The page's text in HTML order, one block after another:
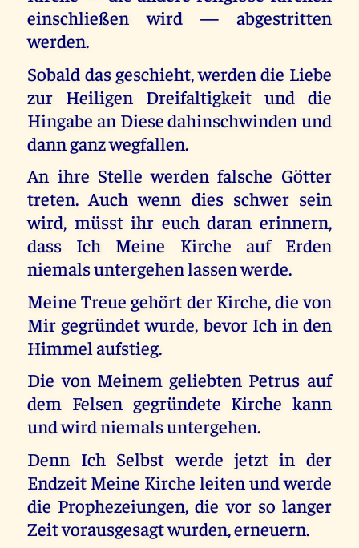
einschließen wird — abgestritten
werden.
Sobald das geschieht, werden die Liebe
zur Heiligen Dreifaltigkeit und die
Hingabe an Diese dahinschwinden und
dann ganz wegfallen.
An ihre Stelle werden falsche Götter
treten. Auch wenn dies schwer sein
wird, müsst ihr euch daran erinnern,
dass Ich Meine Kirche auf Erden
niemals untergehen lassen werde.
Meine Treue gehört der Kirche, die von
Mir gegründet wurde, bevor Ich in den
Himmel aufstieg.
Die von Meinem geliebten Petrus auf
dem Felsen gegründete Kirche kann
und wird niemals untergehen.
Denn Ich Selbst werde jetzt in der
Endzeit Meine Kirche leiten und werde
die Prophezeiungen, die vor so langer
Zeit vorausgesagt wurden, erneuern.